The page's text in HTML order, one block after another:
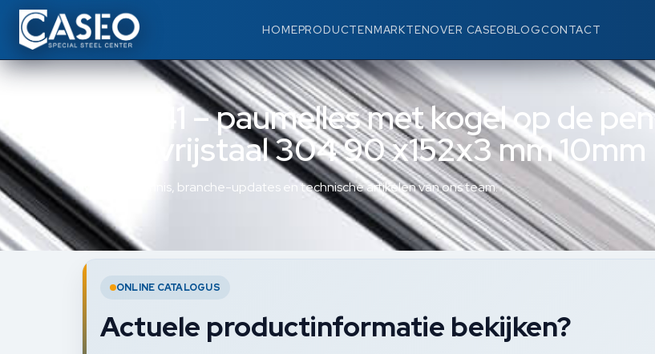
HOMEPRODUCTENMARKTENOVER CASEOBLOGCONTACT
335241 – paumelles met kogel op de pen
roestvrijstaal 304 90 x152x3 mm 10mm
Materiaalkennis, branche-updates en technische artikelen van ons team.
ONLINE CATALOGUS
Actuele productinformatie bekijken?